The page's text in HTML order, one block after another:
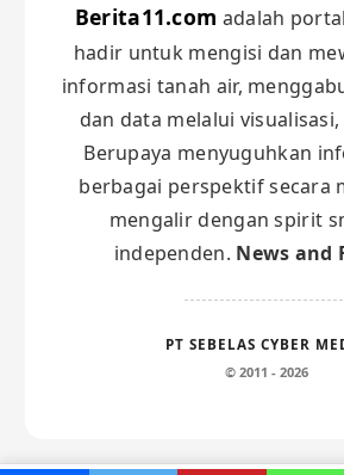
Berita11.com adalah
hadir untuk mengisi dan
informasi tanah air,
dan data melalui
Berupaya menyuguhkan
berbagai perspektif secara
mengalir dengan spirit
independen. News and
PT SEBELAS CYBER
© 2011 - 2026